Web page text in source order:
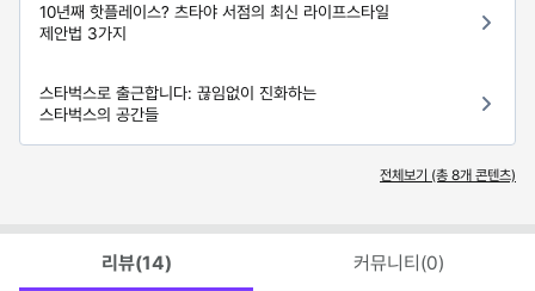
10년째 핫플레이스? 츠타야 서점의 최신 라이프스타일
제안법 3가지
스타벅스로 출근합니다: 끊임없이 진화하는
스타벅스의 공간들
전체보기 (총 8개 콘텐츠)
리뷰(14) 커뮤니티(0)